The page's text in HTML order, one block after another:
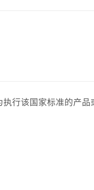
行该国家标准的产品